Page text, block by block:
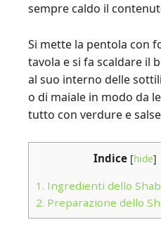
sempre caldo il
Si mette la pentola con
tavola e si fa scaldare il
al suo interno delle
o di maiale in modo da
tutto con verdure e
Indice [hide]
1. Ingredienti dello
2. Preparazione dello